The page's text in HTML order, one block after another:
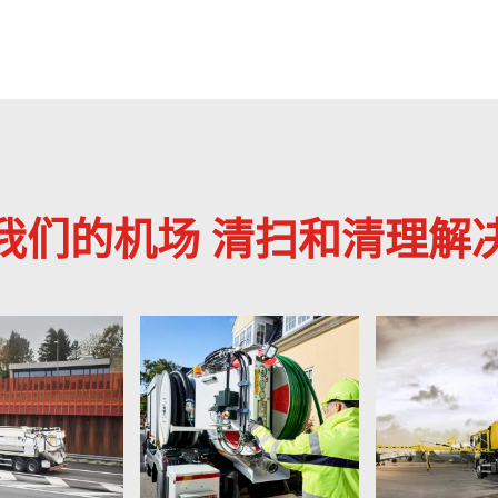
们的机场 清扫和清理解